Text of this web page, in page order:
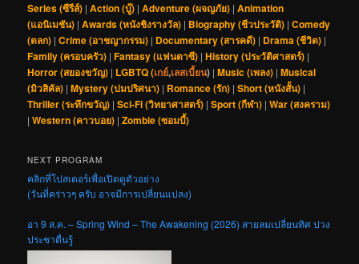
Series (ซีรีส์) |Action (บู๊) |Adventure (ผจญภัย) |Animation
(แอนิเมชัน) |Awards (หนังชิงรางวัล) | Biography (ชีวประวัติ) |Comedy
(ตลก) |Crime (อาชญากรรม) | Documentary (สารคดี) | Drama (ชีวิต) |
Family (ครอบครัว) |Fantasy (แฟนตาซี) |History (ประวัติศาสตร์) |
Horror (สยองขวัญ) | LGBTQ (เกย์,เลสเบี้ยน) |Music (เพลง) |Musical
(มิวสิคัล) |Mystery (ปมปริศนา) | Romance (รัก) |Short (หนังสั้น) |
Thriller (ระทึกขวัญ) |Sci-Fi (วิทยาศาสตร์) |Sport (กีฬา) |War (สงคราม)
|Western (คาวบอย) |Zombie (ซอมบี้)
NEXT PROGRAM
คลิกที่โปสเตอร์เพื่อเปิดดูตัวอย่าง
(วันที่คร่าวๆ ครับ อาจมีการเปลี่ยนแปลง)
อา 9 ส.ค. – Spring Wind – The Awakening (2026) สายลมเปลี่ยนทิศ ปวง
ประชาตื่นรู้